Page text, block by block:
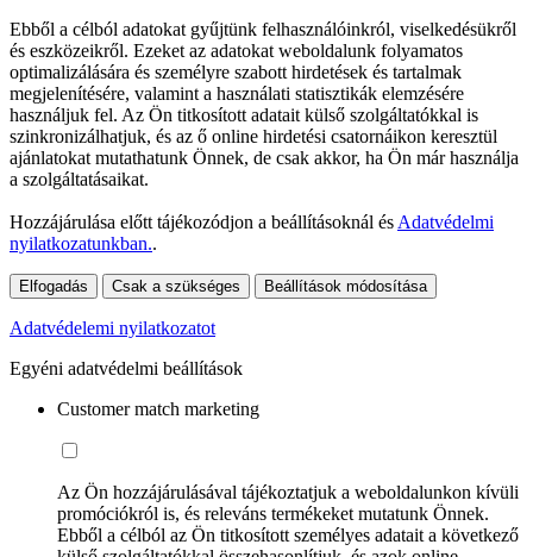
Ebből a célból adatokat gyűjtünk felhasználóinkról, viselkedésükről
és eszközeikről. Ezeket az adatokat weboldalunk folyamatos
optimalizálására és személyre szabott hirdetések és tartalmak
megjelenítésére, valamint a használati statisztikák elemzésére
használjuk fel. Az Ön titkosított adatait külső szolgáltatókkal is
szinkronizálhatjuk, és az ő online hirdetési csatornáikon keresztül
ajánlatokat mutathatunk Önnek, de csak akkor, ha Ön már használja
a szolgáltatásaikat.
Hozzájárulása előtt tájékozódjon a beállításoknál és Adatvédelmi
nyilatkozatunkban..
Elfogadás Csak a szükséges Beállítások módosítása
Adatvédelemi nyilatkozatot
Egyéni adatvédelmi beállítások
Customer match marketing
Az Ön hozzájárulásával tájékoztatjuk a weboldalunkon kívüli
promóciókról is, és releváns termékeket mutatunk Önnek.
Ebből a célból az Ön titkosított személyes adatait a következő